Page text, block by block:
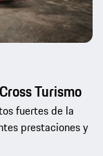
Turismo
fuertes de la
prestaciones y